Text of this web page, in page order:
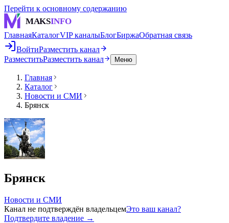
Перейти к основному содержанию
MAKSINFO
ГлавнаяКаталогVIP каналыБлогБиржаОбратная связь
ВойтиРазместить канал
РазместитьРазместить канал Меню
Главная
Каталог
Новости и СМИ
Брянск
Брянск
Новости и СМИ
Канал не подтверждён владельцемЭто ваш канал?
Подтвердите владение →